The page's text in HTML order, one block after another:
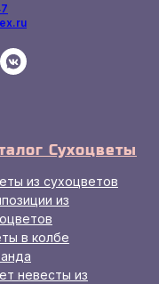
Сухоцветы
из сухоцветов
из
в колбе
невесты из